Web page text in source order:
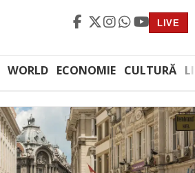
LIVE
WORLD ECONOMIE CULTURĂ